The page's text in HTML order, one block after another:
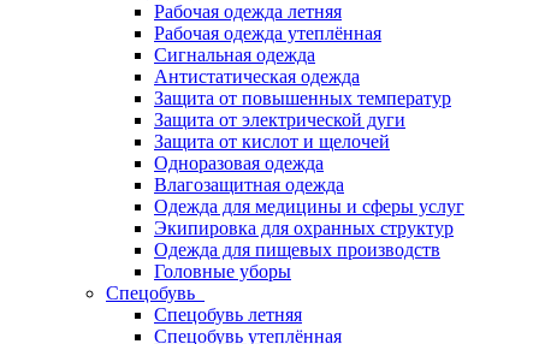
Рабочая одежда летняя
Рабочая одежда утеплённая
Сигнальная одежда
Антистатическая одежда
Защита от повышенных температур
Защита от электрической дуги
Защита от кислот и щелочей
Одноразовая одежда
Влагозащитная одежда
Одежда для медицины и сферы услуг
Экипировка для охранных структур
Одежда для пищевых производств
Головные уборы
Спецобувь
Спецобувь летняя
Спецобувь утеплённая